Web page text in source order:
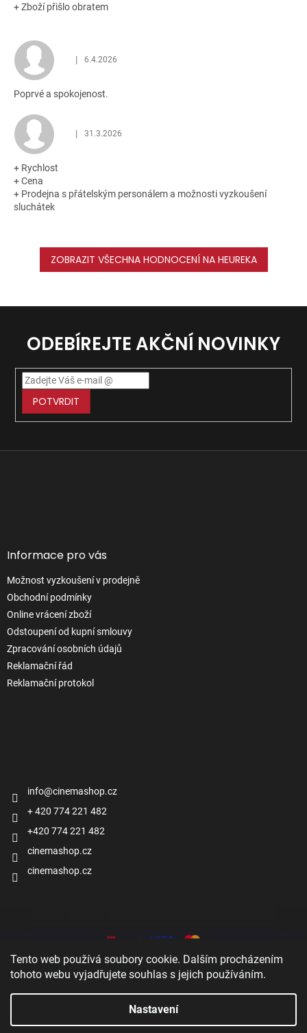
Tento web používá soubory cookie. Dalším procházením
tohoto webu vyjadřujete souhlas s jejich používáním.
Nastavení
+ Zboží přišlo obratem
Hodnocení obchodu je 5 z 5 hvězdiček.
| 6.4.2026
Poprvé a spokojenost.
Hodnocení obchodu je 5 z 5 hvězdiček.
| 31.3.2026
+ Rychlost
+ Cena
+ Prodejna s přátelským personálem a možnosti vyzkoušení
sluchátek
ZOBRAZIT VŠECHNA HODNOCENÍ NA HEUREKA
ODEBÍREJTE AKČNÍ NOVINKY
POTVRDIT
Z
Informace pro vás
Možnost vyzkoušení v prodejně
Obchodní podmínky
Online vrácení zboží
Odstoupení od kupní smlouvy
Zpracování osobních údajů
Reklamační řád
Reklamační protokol
info@cinemashop.cz
+ 420 774 221 482
+420 774 221 482
cinemashop.cz
cinemashop.cz
Vytvořil Shoptet